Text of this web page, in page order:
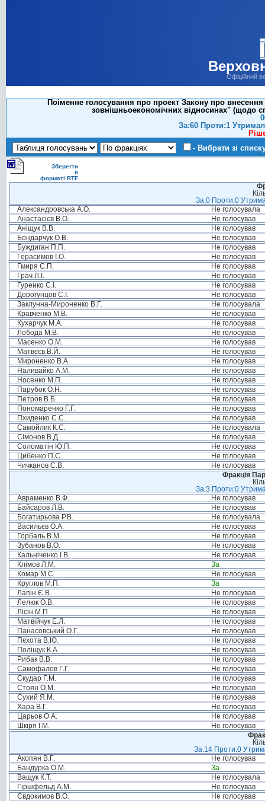
Офіційний
Поіменне голосування про проект Закону про
зовнішньоекономічних відносинах" (щодо
За:60 Проти:1
- Вибрати зі
Зберегти
в
форматі RTF
За:0 Проти:0
Александровська А.О.
Не голосувала
Анастасієв В.О.
Не голосував
Аніщук В.В.
Не голосував
Бондарчук О.В.
Не голосував
Буждиган П.П.
Не голосував
Герасимов І.О.
Не голосував
Гмиря С.П.
Не голосував
Грач Л.І.
Не голосував
Гуренко С.І.
Не голосував
Дорогунцов С.І.
Не голосував
Заклунна-Мироненко В.Г.
Не голосувала
Кравченко М.В.
Не голосував
Кухарчук М.А.
Не голосував
Лобода М.В.
Не голосував
Масенко О.М.
Не голосував
Матвєєв В.Й.
Не голосував
Мироненко В.А.
Не голосував
Наливайко А.М.
Не голосував
Носенко М.П.
Не голосував
Парубок О.Н.
Не голосував
Петров В.Б.
Не голосував
Пономаренко Г.Г.
Не голосував
Пхиденко С.С.
Не голосував
Самойлик К.С.
Не голосувала
Сімонов В.Д.
Не голосував
Соломатін Ю.П.
Не голосував
Цибенко П.С.
Не голосував
Чичканов С.В.
Не голосував
Фракція
За:3 Проти:0
Авраменко В.Ф.
Не голосував
Байсаров Л.В.
Не голосував
Богатирьова Р.В.
Не голосувала
Васильєв О.А.
Не голосував
Горбаль В.М.
Не голосував
Зубанов В.О.
Не голосував
Кальніченко І.В.
Не голосував
Клімов Л.М.
За
Комар М.С.
Не голосував
Круглов М.П.
За
Лапін Є.В.
Не голосував
Лелюк О.В.
Не голосував
Лісін М.П.
Не голосував
Матвійчук Е.Л.
Не голосував
Панасовський О.Г.
Не голосував
Пєхота В.Ю.
Не голосував
Поліщук К.А.
Не голосував
Рибак В.В.
Не голосував
Самофалов Г.Г.
Не голосував
Скудар Г.М.
Не голосував
Стоян О.М.
Не голосував
Сухий Я.М.
Не голосував
Хара В.Г.
Не голосував
Царьов О.А.
Не голосував
Шкіря І.М.
Не голосував
За:14 Проти:0
Акопян В.Г.
Не голосував
Бандурка О.М.
За
Ващук К.Т.
Не голосувала
Гіршфельд А.М.
Не голосував
Євдокимов В.О.
Не голосував